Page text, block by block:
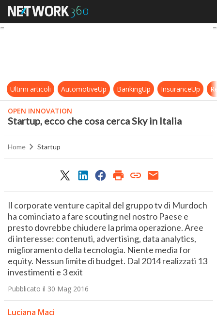
Startup, ecco che cosa cerca Sky
Ultimi articoli AutomotiveUp BankingUp InsuranceUp
OPEN INNOVATION
Startup, ecco che cosa cerca Sky in Italia
Home Startup
Il corporate venture capital del gruppo tv di Murdoch
ha cominciato a fare scouting nel nostro Paese e
presto dovrebbe chiudere la prima operazione. Aree
di interesse: contenuti, advertising, data analytics,
miglioramento della tecnologia. Niente media for
equity. Nessun limite di budget. Dal 2014 realizzati 13
investimenti e 3 exit
Pubblicato il 30 Mag 2016
Luciana Maci